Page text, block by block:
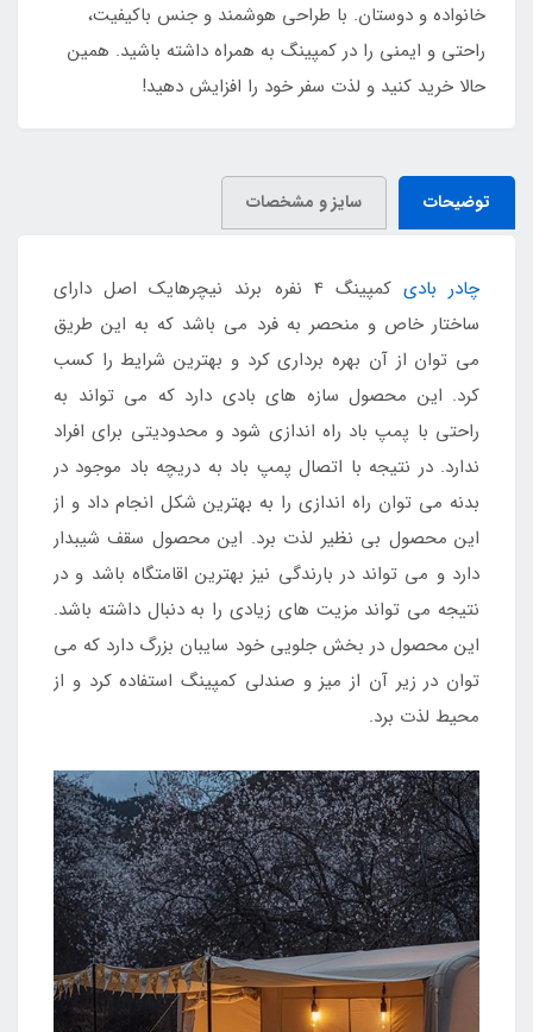
خانواده و دوستان. با طراحی هوشمند و جنس باکیفیت،
راحتی و ایمنی را در کمپینگ به همراه داشته باشید. همین
حالا خرید کنید و لذت سفر خود را افزایش دهید!
توضیحات سایز و مشخصات
چادر بادی
کمپینگ 4 نفره برند نیچرهایک اصل دارای
ساختار خاص و منحصر به فرد می باشد که به این طریق
می توان از آن بهره برداری کرد و بهترین شرایط را کسب
کرد. این محصول سازه های بادی دارد که می تواند به
راحتی با پمپ باد راه اندازی شود و محدودیتی برای افراد
ندارد. در نتیجه با اتصال پمپ باد به دریچه باد موجود در
بدنه می توان راه اندازی را به بهترین شکل انجام داد و از
این محصول بی نظیر لذت برد. این محصول سقف شیبدار
دارد و می تواند در بارندگی نیز بهترین اقامتگاه باشد و در
نتیجه می تواند مزیت های زیادی را به دنبال داشته باشد.
این محصول در بخش جلویی خود سایبان بزرگ دارد که می
توان در زیر آن از میز و صندلی کمپینگ استفاده کرد و از
محیط لذت برد.